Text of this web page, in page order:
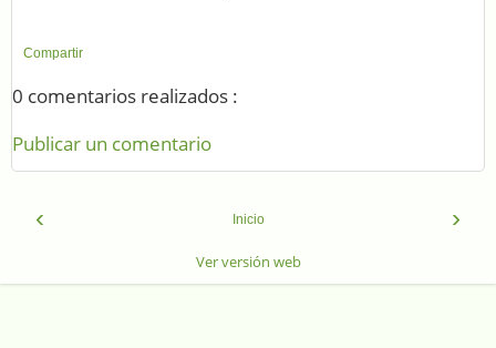
Compartir
0 comentarios realizados :
Publicar un comentario
‹ ›
Inicio
Ver versión web